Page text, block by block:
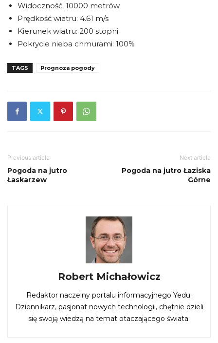
Widoczność: 10000 metrów
Prędkość wiatru: 4.61 m/s
Kierunek wiatru: 200 stopni
Pokrycie nieba chmurami: 100%
TAGS Prognoza pogody
Previous article
Pogoda na jutro
Łaskarzew
Next article
Pogoda na jutro Łaziska
Górne
Robert Michałowicz
Redaktor naczelny portalu informacyjnego Yedu.
Dziennikarz, pasjonat nowych technologii, chętnie dzieli
się swoją wiedzą na temat otaczającego świata.